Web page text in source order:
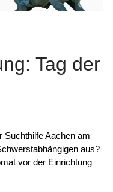
Tag der
Suchthilfe Aachen am
aus?
vor der Einrichtung